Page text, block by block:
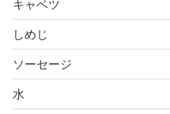
キャベツ
しめじ
ソーセージ
水